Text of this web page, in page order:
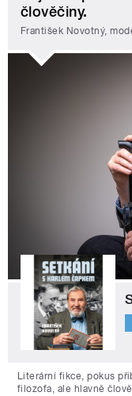
člověčiny.
František Novotný,
Literární fikce, pokus
filozofa, ale hlavně